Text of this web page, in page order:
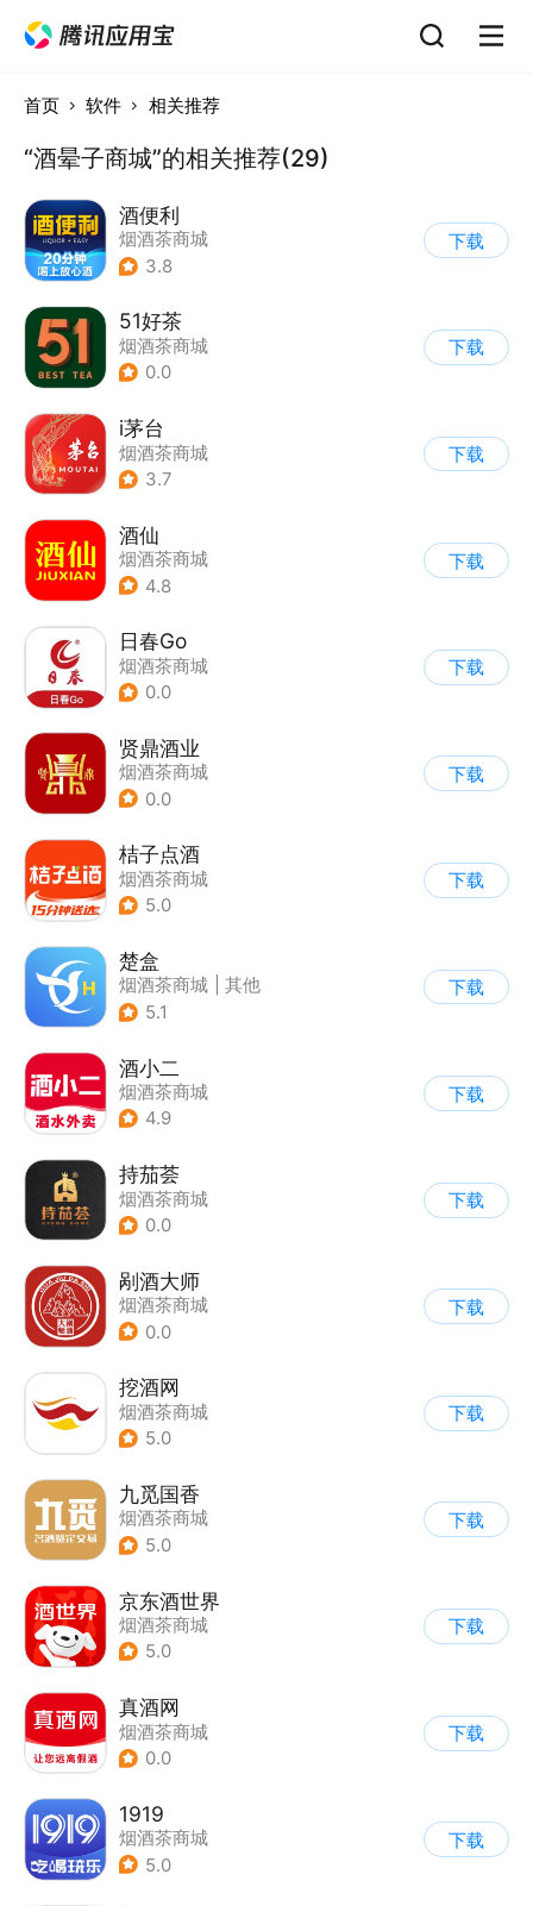
首页 软件 相关推荐
“酒晕子商城”的相关推荐(29)
酒便利
烟酒茶商城
3.8
下载
51好茶
烟酒茶商城
0.0
下载
i茅台
烟酒茶商城
3.7
下载
酒仙
烟酒茶商城
4.8
下载
日春Go
烟酒茶商城
0.0
下载
贤鼎酒业
烟酒茶商城
0.0
下载
桔子点酒
烟酒茶商城
5.0
下载
楚盒
烟酒茶商城
其他
5.1
下载
酒小二
烟酒茶商城
4.9
下载
持茄荟
烟酒茶商城
0.0
下载
剐酒大师
烟酒茶商城
0.0
下载
挖酒网
烟酒茶商城
5.0
下载
九觅国香
烟酒茶商城
5.0
下载
京东酒世界
烟酒茶商城
5.0
下载
真酒网
烟酒茶商城
0.0
下载
1919
烟酒茶商城
5.0
下载